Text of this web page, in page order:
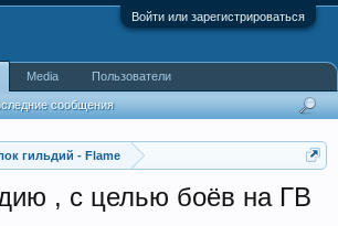
Войти или зарегистрироваться
гильдий - Flame
, с целью боёв на ГВ
сообщения
Media Пользователи